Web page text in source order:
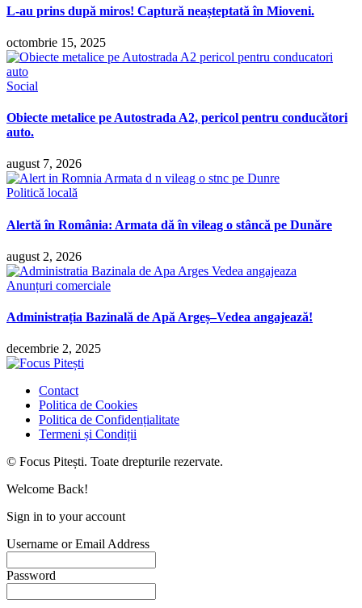
L-au prins după miros! Captură neașteptată în Mioveni.
octombrie 15, 2025
Social
Obiecte metalice pe Autostrada A2, pericol pentru conducători
auto.
august 7, 2026
Politică locală
Alertă în România: Armata dă în vileag o stâncă pe Dunăre
august 2, 2026
Anunțuri comerciale
Administrația Bazinală de Apă Argeș–Vedea angajează!
decembrie 2, 2025
Contact
Politica de Cookies
Politica de Confidențialitate
Termeni și Condiții
© Focus Pitești. Toate drepturile rezervate.
Welcome Back!
Sign in to your account
Username or Email Address
Password